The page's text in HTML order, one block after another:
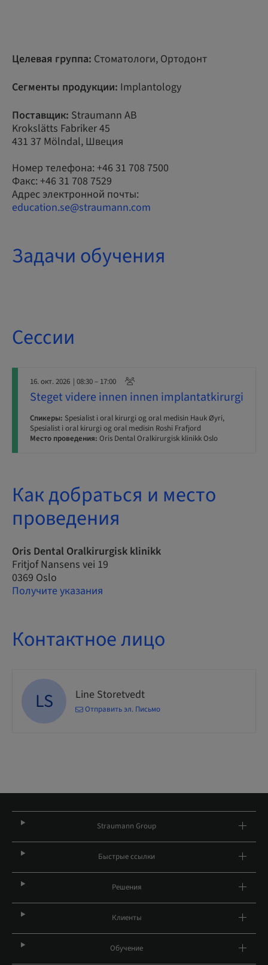
Целевая группа: Стоматологи, Ортодонт
Сегменты продукции: Implantology
Поставщик: Straumann AB
Krokslätts Fabriker 45
431 37 Mölndal, Швеция
Номер телефона: +46 31 708 7500
Факс: +46 31 708 7529
Адрес электронной почты:
education.se@straumann.com
Задачи обучения
Сессии
16. окт. 2026 | 08:30 – 17:00
Steget videre innen innen implantatkirurgi
Спикеры: Spesialist i oral kirurgi og oral medisin Hauk Øyri,
Spesialist i oral kirurgi og oral medisin Roshi Frafjord
Место проведения: Oris Dental Oralkirurgisk klinikk Oslo
Как добраться и место
проведения
Oris Dental Oralkirurgisk klinikk
Fritjof Nansens vei 19
0369 Oslo
Получите указания
Контактное лицо
LS Line Storetvedt
Отправить эл. Письмо
Straumann Group
Быстрые ссылки
Решения
Клиенты
Обучение